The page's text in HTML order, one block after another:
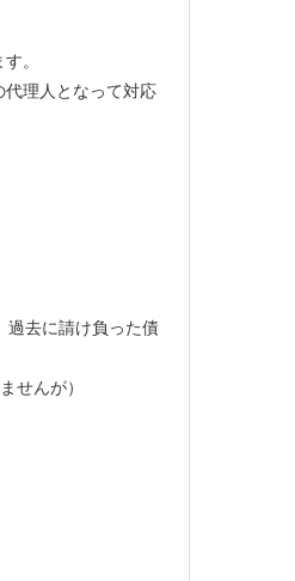
。
理人となって対応
過去に請け負った債
せんが）